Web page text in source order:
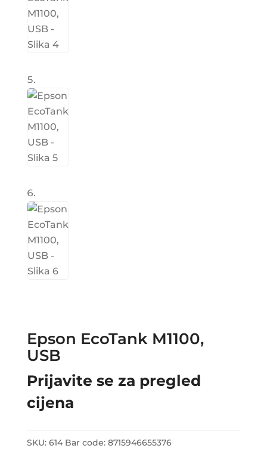
Epson EcoTank M1100,
USB
Prijavite se za pregled
cijena
SKU: 614 Bar code: 8715946655376